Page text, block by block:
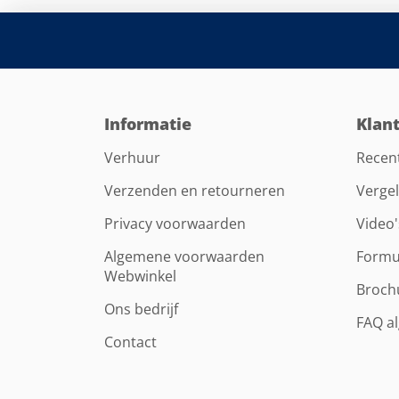
Informatie
Verhuur
Verzenden en retourneren
Privacy voorwaarden
Algemene voorwaarden
Webwinkel
Ons bedrijf
Contact
FAQ